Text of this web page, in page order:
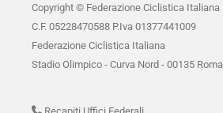
Copyright © Federazione Ciclistica Italiana
C.F. 05228470588 P.Iva 01377441009
Federazione Ciclistica Italiana
Stadio Olimpico - Curva Nord - 00135 Roma